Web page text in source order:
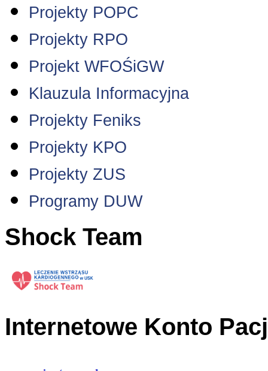
Projekty POPC
Projekty RPO
Projekt WFOŚiGW
Klauzula Informacyjna
Projekty Feniks
Projekty KPO
Projekty ZUS
Programy DUW
Shock Team
Internetowe Konto